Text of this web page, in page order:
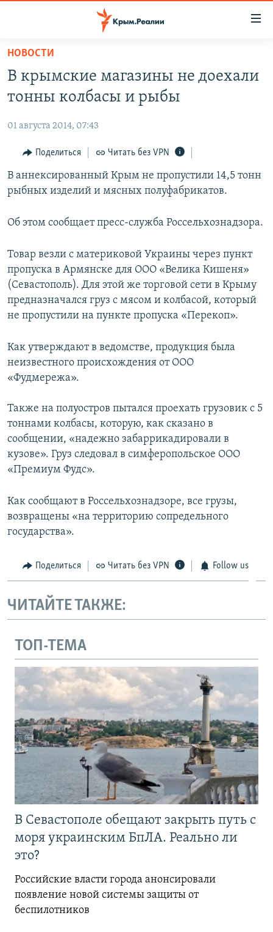
Вернуться
основному
содержанию
навигации
Вернутся
СПЕЦПРОЕКТЫ
КАРТА ВОЕННЫХ ОБЪЕКТОВ КРЫМА
11 ЛЕТ ОККУПАЦИИ КРЫМА. 11 ИСТОРИЙ СОПРОТИВЛЕНИЯ
ИСТОРИЯ
ЕЩЕ
ИНТЕРАКТИВ
ИНФОГРАФИКА
ТЕЛЕПРОЕКТ КРЫМ.РЕАЛИИ
ПРОПАВШИЕ БЕЗ ВЕСТИ
ПОБЕДИТЕЛЕЙ НЕ СУДЯТ?
КРЫМ.НЕПОКОРЕННЫЙ
УКРАИНСКАЯ ПРОБЛЕМА КРЫМА
РАДІО СВОБОДА
КАК ОБОЙТИ БЛОКИРОВКУ
Українською
Qırımtatar
ПРИСОЕДИНЯЙТЕСЬ!
Все сайты RFE/RL
НОВОСТИ
В крымские магазины не доехали
тонны колбасы и рыбы
01 августа 2014, 07:43
Поделиться Читать без VPN
В аннексированный Крым не пропустили 14,5 тонн
рыбных изделий и мясных полуфабрикатов.
Об этом сообщает пресс-служба Россельхознадзора.
Товар везли с материковой Украины через пункт
пропуска в Армянске для ООО «Велика Кишеня»
(Севастополь). Для этой же торговой сети в Крыму
предназначался груз с мясом и колбасой, который
не пропустили на пункте пропуска «Перекоп».
Как утверждают в ведомстве, продукция была
неизвестного происхождения от ООО
«Фудмережа».
Также на полуостров пытался проехать грузовик с 5
тоннами колбасы, которую, как сказано в
сообщении, «надежно забаррикадировали в
кузове». Груз следовал в симферопольское ООО
«Премиум Фудс».
Как сообщают в Россельхознадзоре, все грузы,
возвращены «на территорию сопредельного
государства».
Поделиться Читать без VPN Follow us
ЧИТАЙТЕ ТАКЖЕ:
ТОП-ТЕМА
В Севастополе обещают закрыть путь с
моря украинским БпЛА. Реально ли
это?
Российские власти города анонсировали
появление новой системы защиты от
беспилотников